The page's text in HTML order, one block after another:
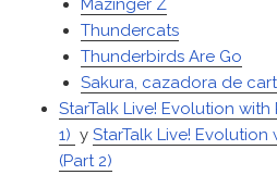
Mazinger Z
Thundercats
Thunderbirds Are Go
Sakura, cazadora de
StarTalk Live! Evolution
1) yStarTalk Live!
(Part 2)